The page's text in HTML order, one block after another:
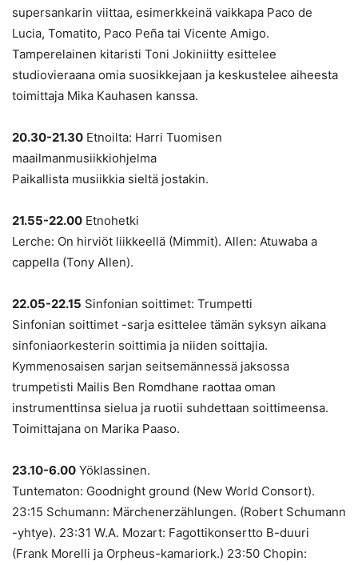
supersankarin viittaa, esimerkkeinä vaikkapa Paco de
Lucia, Tomatito, Paco Peña tai Vicente Amigo.
Tamperelainen kitaristi Toni Jokiniitty esittelee
studiovieraana omia suosikkejaan ja keskustelee aiheesta
toimittaja Mika Kauhasen kanssa.
20.30-21.30 Etnoilta: Harri Tuomisen
maailmanmusiikkiohjelma
Paikallista musiikkia sieltä jostakin.
21.55-22.00 Etnohetki
Lerche: On hirviöt liikkeellä (Mimmit). Allen: Atuwaba a
cappella (Tony Allen).
22.05-22.15 Sinfonian soittimet: Trumpetti
Sinfonian soittimet -sarja esittelee tämän syksyn aikana
sinfoniaorkesterin soittimia ja niiden soittajia.
Kymmenosaisen sarjan seitsemännessä jaksossa
trumpetisti Mailis Ben Romdhane raottaa oman
instrumenttinsa sielua ja ruotii suhdettaan soittimeensa.
Toimittajana on Marika Paaso.
23.10-6.00 Yöklassinen.
Tuntematon: Goodnight ground (New World Consort).
23:15 Schumann: Märchenerzählungen. (Robert Schumann
-yhtye). 23:31 W.A. Mozart: Fagottikonsertto B-duuri
(Frank Morelli ja Orpheus-kamariork.) 23:50 Chopin: